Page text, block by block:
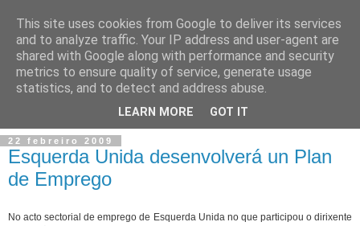
22 febreiro 2009
Esquerda Unida desenvolverá un Plan
de Emprego
No acto sectorial de emprego de Esquerda Unida no que participou o dirixente
This site uses cookies from Google to deliver its services
and to analyze traffic. Your IP address and user-agent are
shared with Google along with performance and security
metrics to ensure quality of service, generate usage
statistics, and to detect and address abuse.
LEARN MORE GOT IT